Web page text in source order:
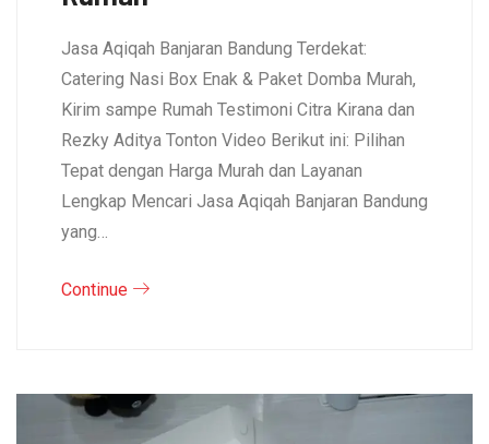
Jasa Aqiqah Banjaran Bandung Terdekat:
Catering Nasi Box Enak & Paket Domba Murah,
Kirim sampe Rumah Testimoni Citra Kirana dan
Rezky Aditya Tonton Video Berikut ini: Pilihan
Tepat dengan Harga Murah dan Layanan
Lengkap Mencari Jasa Aqiqah Banjaran Bandung
yang…
Continue